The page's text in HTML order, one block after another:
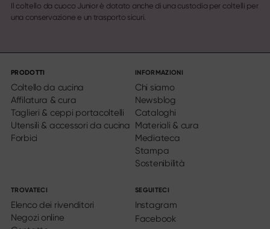
Il coltello da cuoco Junior è dotato anche di una custodia per coltelli per
una conservazione e un trasporto sicuri.
PRODOTTI
Coltello da cucina
Affilatura & cura
Taglieri & ceppi portacoltelli
Utensili & accessori da cucina
Forbici
INFORMAZIONI
Chi siamo
Newsblog
Cataloghi
Materiali & cura
Mediateca
Stampa
Sostenibilità
TROVATECI
Elenco dei rivenditori
Negozi online
SEGUITECI
Instagram
Facebook